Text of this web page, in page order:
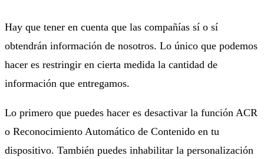
Hay que tener en cuenta que las compañías sí o sí
obtendrán información de nosotros. Lo único que podemos
hacer es restringir en cierta medida la cantidad de
información que entregamos.
Lo primero que puedes hacer es desactivar la función ACR
o Reconocimiento Automático de Contenido en tu
dispositivo. También puedes inhabilitar la personalización